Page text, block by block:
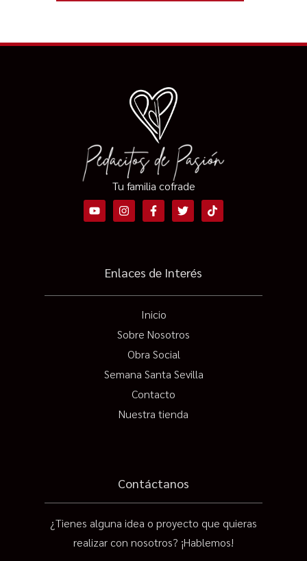
Tu familia cofrade
Enlaces de Interés
Inicio
Sobre Nosotros
Obra Social
Semana Santa Sevilla
Contacto
Nuestra tienda
Contáctanos
¿Tienes alguna idea o proyecto que quieras
realizar con nosotros? ¡Hablemos!